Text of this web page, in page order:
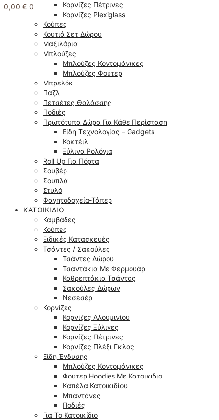
0,00 € 0
Κορνίζες Πέτρινες
Κορνίζες Plexiglass
Κούπες
Κουτιά Σετ Δώρου
Μαξιλάρια
Μπλούζες
Μπλούζες Κοντομάνικες
Μπλούζες Φούτερ
Μπρελόκ
Παζλ
Πετσέτες Θαλάσσης
Ποδιές
Πρωτότυπα Δώρα Για Κάθε Περίσταση
Είδη Τεχνολογίας – Gadgets
Κοκτέιλ
Ξύλινα Ρολόγια
Roll Up Για Πόρτα
Σουβέρ
Σουπλά
Στυλό
Φαγητοδοχεία-Τάπερ
ΚΑΤΟΙΚΊΔΙΟ
Καμβάδες
Κούπες
Ειδικές Κατασκευές
Τσάντες / Σακούλες
Τσάντες Δώρου
Τσαντάκια Με Φερμουάρ
Καθρεπτάκια Τσάντας
Σακούλες Δώρων
Νεσεσέρ
Κορνίζες
Κορνίζες Αλουμινίου
Κορνίζες Ξύλινες
Κορνίζες Πέτρινες
Κορνίζες Πλέξι Γκλας
Είδη Ένδυσης
Μπλούζες Κοντομάνικες
Φουτερ Hoodies Με Κατοικιδιο
Kαπέλα Κατοικιδίου
Μπαντάνες
Ποδιές
Για Το Κατοικίδιο